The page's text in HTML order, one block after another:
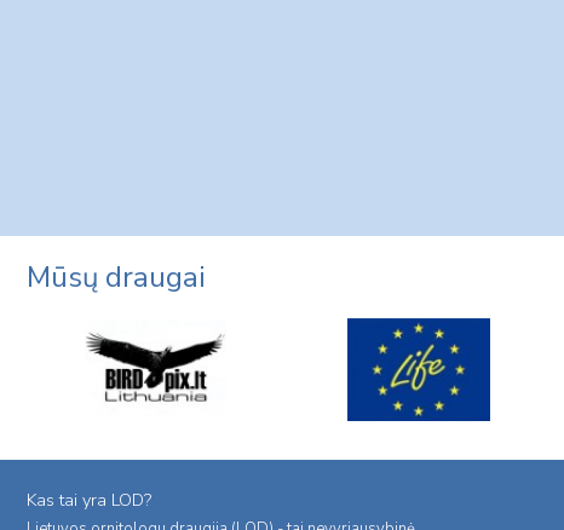
Mūsų draugai
Kas tai yra LOD?